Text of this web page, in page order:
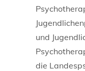
und
die